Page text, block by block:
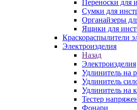
Переноски для
Сумки для
Органайзеры
Ящики для
Краскораспылители
Электроизделия
Назад
Электроизделия
Удлинитель на
Удлинитель
Удлинитель на
Тестер
Фонари